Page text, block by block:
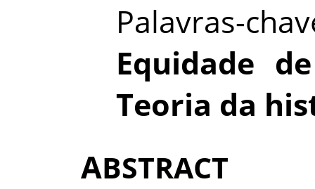
Palavras-
Equidade
Teoria da
ABSTRACT